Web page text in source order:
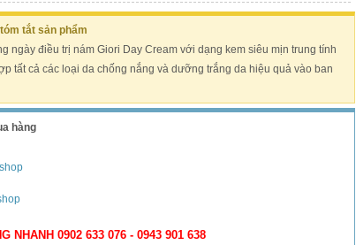
tắt sản phẩm
ngày điều trị nám Giori Day Cream với dạng kem siêu mịn trung tính
tất cả các loại da chống nắng và dưỡng trắng da hiệu quả vào ban
hàng
NHANH 0902 633 076 - 0943 901 638